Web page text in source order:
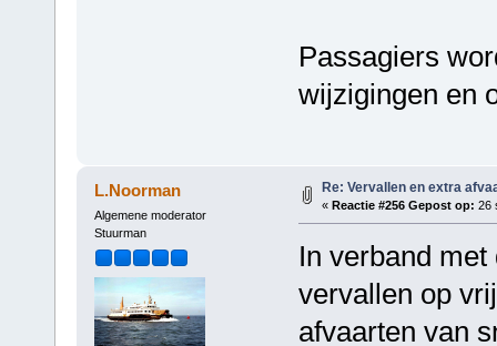
Passagiers
wijzigingen en
L.Noorman
Algemene moderator
Stuurman
Re: Vervallen en extra
« Reactie #256 Gepost op: 26
In verband
vervallen op
afvaarten van